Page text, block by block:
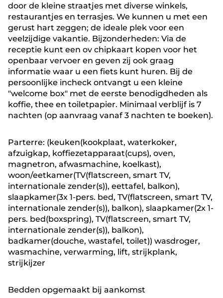
door de kleine straatjes met diverse winkels,
restaurantjes en terrasjes. We kunnen u met een
gerust hart zeggen; de ideale plek voor een
veelzijdige vakantie. Bijzonderheden: Via de
receptie kunt een ov chipkaart kopen voor het
openbaar vervoer en geven zij ook graag
informatie waar u een fiets kunt huren. Bij de
persoonlijke incheck ontvangt u een kleine
"welcome box" met de eerste benodigdheden als
koffie, thee en toiletpapier. Minimaal verblijf is 7
nachten (op aanvraag vanaf 3 nachten te boeken).
Parterre: (keuken(kookplaat, waterkoker,
afzuigkap, koffiezetapparaat(cups), oven,
magnetron, afwasmachine, koelkast),
woon/eetkamer(TV(flatscreen, smart TV,
internationale zender(s)), eettafel, balkon),
slaapkamer(3x 1-pers. bed, TV(flatscreen, smart TV,
internationale zender(s)), balkon), slaapkamer(2x 1-
pers. bed(boxspring), TV(flatscreen, smart TV,
internationale zender(s)), balkon),
badkamer(douche, wastafel, toilet)) wasdroger,
wasmachine, verwarming, lift, strijkplank,
strijkijzer
Bedden opgemaakt bij aankomst